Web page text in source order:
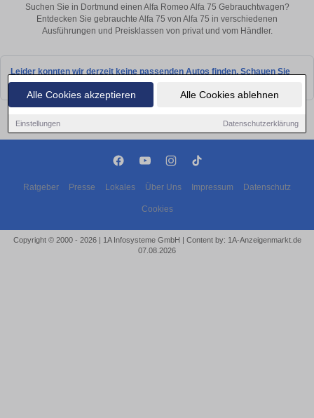
Alle Cookies akzeptieren Alle Cookies ablehnen
Einstellungen Datenschutzerklärung
Suchen Sie in Dortmund einen Alfa Romeo Alfa 75 Gebrauchtwagen?
Entdecken Sie gebrauchte Alfa 75 von Alfa 75 in verschiedenen
Ausführungen und Preisklassen von privat und vom Händler.
Leider konnten wir derzeit keine passenden Autos finden. Schauen Sie
bald wieder vorbei!
Ratgeber Presse Lokales Über Uns Impressum Datenschutz
Cookies
Copyright © 2000 - 2026 | 1A Infosysteme GmbH | Content by: 1A-Anzeigenmarkt.de
07.08.2026